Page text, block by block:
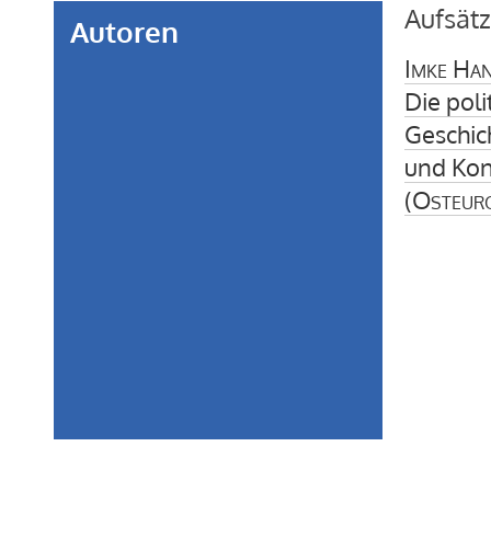
Autoren
Imke
Die
und
(